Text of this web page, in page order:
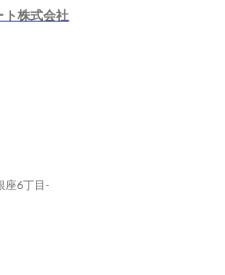
ト株式会社
座6丁目-